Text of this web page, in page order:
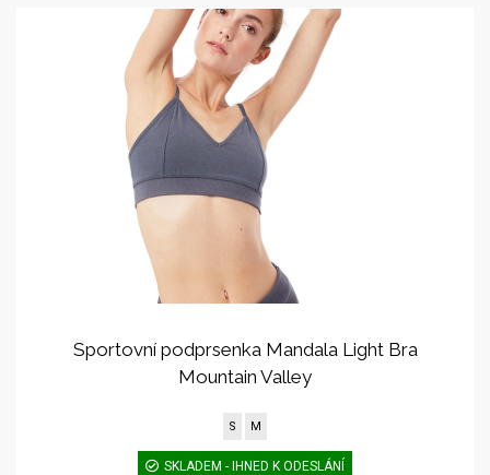
Sportovní podprsenka Mandala Light Bra
Mountain Valley
S M
SKLADEM - IHNED K ODESLÁNÍ